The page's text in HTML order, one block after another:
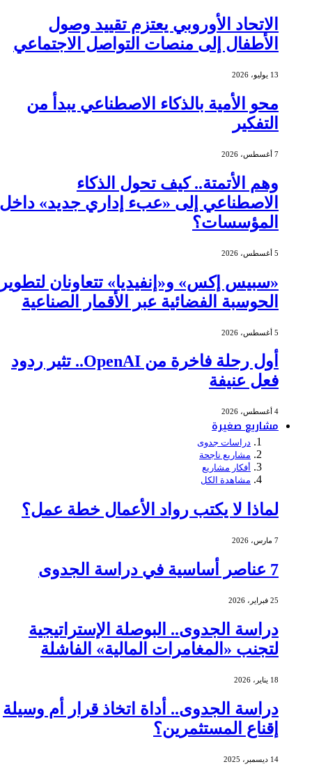
الاتحاد الأوروبي يعتزم تقييد وصول
الأطفال إلى منصات التواصل الاجتماعي
13 يوليو، 2026
محو الأمية بالذكاء الاصطناعي يبدأ من
التفكير
7 أغسطس، 2026
وهم الأتمتة.. كيف تحول الذكاء
الاصطناعي إلى «عبء إداري جديد» داخل
المؤسسات؟
5 أغسطس، 2026
«سبيس إكس» و«إنفيديا» تتعاونان لتطوير
الحوسبة الفضائية عبر الأقمار الصناعية
5 أغسطس، 2026
أول رحلة فاخرة من OpenAI.. تثير ردود
فعل عنيفة
4 أغسطس، 2026
مشاريع صغيرة
دراسات جدوى
مشاريع ناجحة
أفكار مشاريع
مشاهدة الكل
لماذا لا يكتب رواد الأعمال خطة عمل؟
7 مارس، 2026
7 عناصر أساسية في دراسة الجدوى
25 فبراير، 2026
دراسة الجدوى.. البوصلة الإستراتيجية
لتجنب «المغامرات المالية» الفاشلة
18 يناير، 2026
دراسة الجدوى.. أداة اتخاذ قرار أم وسيلة
إقناع المستثمرين؟
14 ديسمبر، 2025